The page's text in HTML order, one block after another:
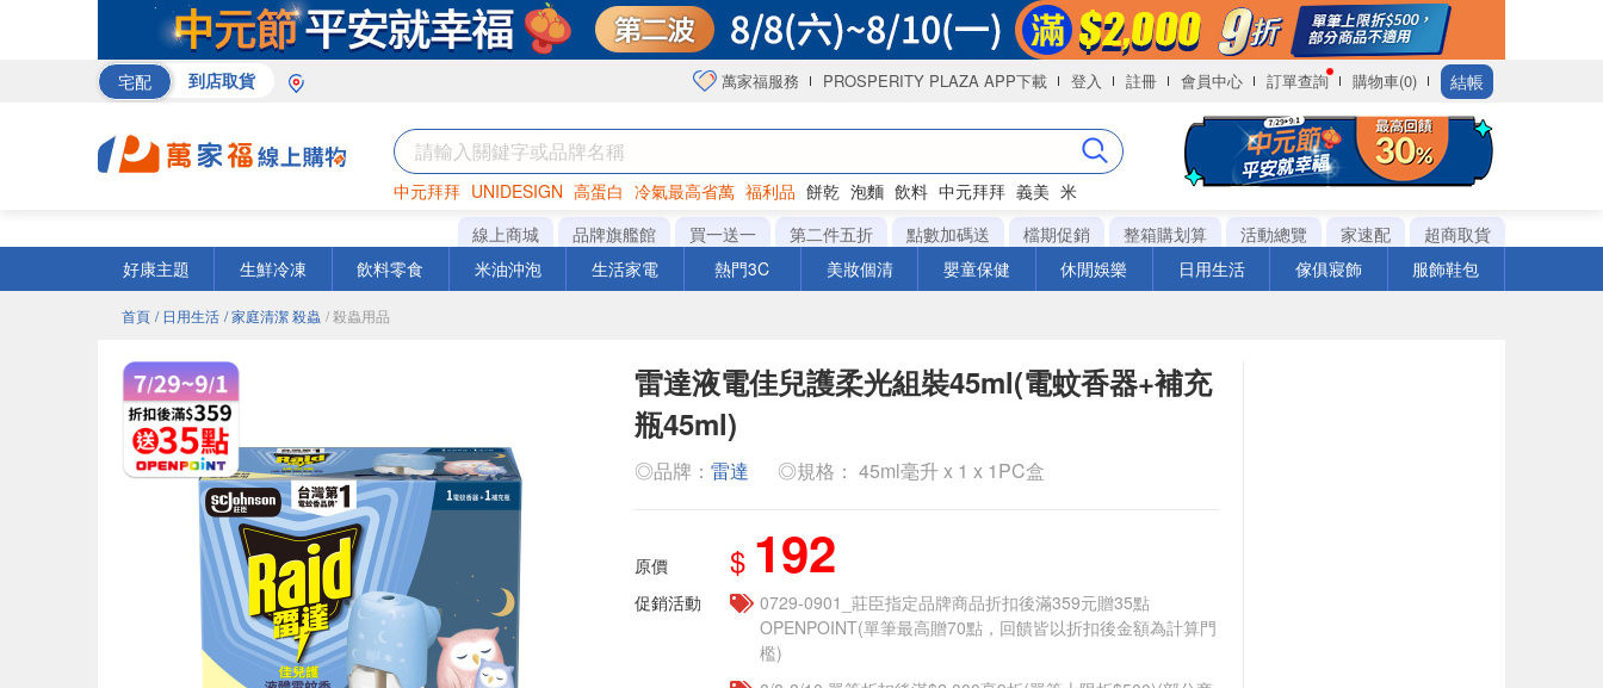
宅配 到店取貨 萬家福服務 PROSPERITY PLAZA APP下載 登入 註冊 會員中心 訂單查詢 購物車(0) 結帳
中元拜拜 UNIDESIGN 高蛋白 冷氣最高省萬 福利品 餅乾 泡麵 飲料 中元拜拜 義美 米
罐頭 咖啡 海苔
線上商城 品牌旗艦館 買一送一 第二件五折 點數加碼送 檔期促銷 整箱購划算 活動總覽 家速配
超商取貨
好康主題
生鮮冷凍 飲料零食 米油沖泡 生活家電 熱門3C 美妝個清 嬰童保健 休閒娛樂 日用生活 傢俱寢飾 服飾鞋包
首頁 / 日用生活 / 家庭清潔 殺蟲 / 殺蟲用品
雷達液電佳兒護柔光組裝45ml(電蚊香器+補充
瓶45ml)
◎品牌： 雷達 ◎規格： 45ml毫升 x 1 x 1PC盒
原價 $ 192
促銷活動
0729-0901_莊臣指定品牌商品折扣後滿359元贈35點
OPENPOINT(單筆最高贈70點，回饋皆以折扣後金額為計算門
檻)